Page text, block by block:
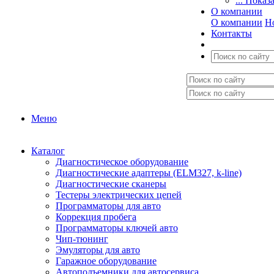
О компании
О компании
Контакты
Меню
Каталог
Диагностическое оборудование
Диагностические адаптеры (ELM327, k-line)
Диагностические сканеры
Тестеры электрических цепей
Программаторы для авто
Коррекция пробега
Программаторы ключей авто
Чип-тюнинг
Эмуляторы для авто
Гаражное оборудование
Автоподъемники для автосервиса